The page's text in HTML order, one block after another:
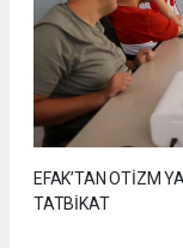
EFAK’TAN OTİZM
TATBİKAT